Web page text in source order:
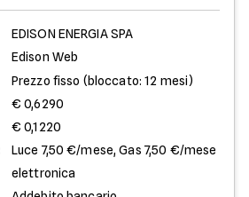
EDISON ENERGIA SPA
Edison Web
Prezzo fisso (bloccato: 12 mesi)
€ 0,6290
€ 0,1220
Luce 7,50 €/mese, Gas 7,50 €/mese
elettronica